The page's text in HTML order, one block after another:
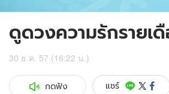
ดูดวงความรักรายเ
30 ธ.ค. 57 (16:22 น.)
กดฟัง แชร์